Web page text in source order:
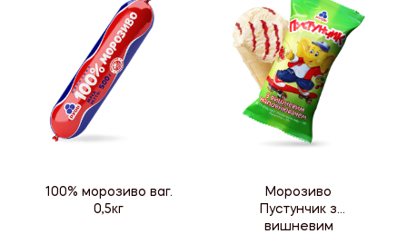
100% морозиво ваг.
0,5кг
Морозиво
Пустунчик з
вишневим